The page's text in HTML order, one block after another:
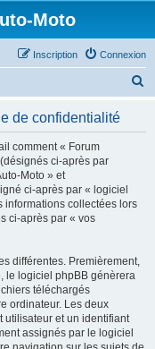
Moto
Connexion
Inscription
de confidentialité
comment « Forum
ci-après par
Moto » et
ci-après par « logiciel
informations collectées lors
ci-après par « vos
différentes. Premièrement,
le logiciel phpBB génèrera
téléchargés
ordinateur. Les deux
utilisateur et un identifiant
assignés par le logiciel